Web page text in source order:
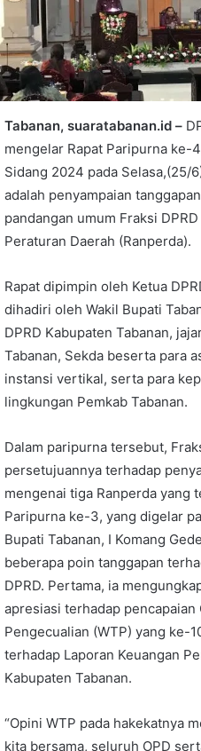
Tabanan, suaratabanan.id –
mengelar Rapat Paripurna ke-
Sidang 2024 pada Selasa,(25/
adalah penyampaian
pandangan umum Fraksi
Peraturan Daerah (Ranperda).
Rapat dipimpin oleh Ketua
dihadiri oleh Wakil Bupati
DPRD Kabupaten Tabanan,
Tabanan, Sekda beserta para
instansi vertikal, serta para
lingkungan Pemkab Tabanan.
Dalam paripurna tersebut,
persetujuannya terhadap
mengenai tiga Ranperda yang
Paripurna ke-3, yang digelar
Bupati Tabanan, I Komang
beberapa poin tanggapan
DPRD. Pertama, ia
apresiasi terhadap pencapaian
Pengecualian (WTP) yang ke-
terhadap Laporan Keuangan
Kabupaten Tabanan.
“Opini WTP pada hakekatnya
kita bersama, seluruh OPD